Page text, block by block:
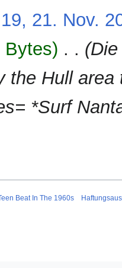
21. Nov.
Bytes
the Hull
*Surf
Beat In The 1960s